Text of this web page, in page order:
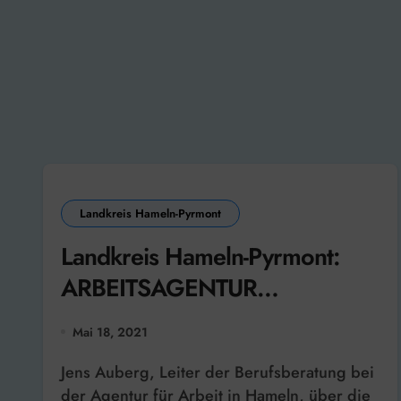
Landkreis Hameln-Pyrmont
Landkreis Hameln-Pyrmont:
ARBEITSAGENTUR
BEWERBUNGSVIDEOS
Mai 18, 2021
Jens Auberg, Leiter der Berufsberatung bei
der Agentur für Arbeit in Hameln, über die